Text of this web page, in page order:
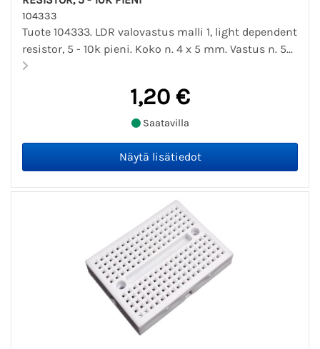
104333
Tuote 104333. LDR valovastus malli 1, light dependent
resistor, 5 - 10k pieni. Koko n. 4 x 5 mm. Vastus n. 5...
1,20 €
Saatavilla